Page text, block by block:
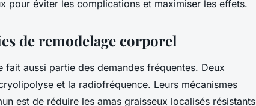
pour éviter les complications et maximiser les effets.
de remodelage corporel
aussi partie des demandes fréquentes. Deux
et la radiofréquence. Leurs mécanismes
est de réduire les amas graisseux localisés résistants